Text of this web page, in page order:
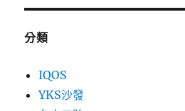
分類
IQOS
YKS沙發